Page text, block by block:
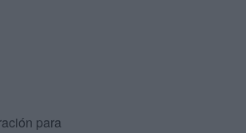
para